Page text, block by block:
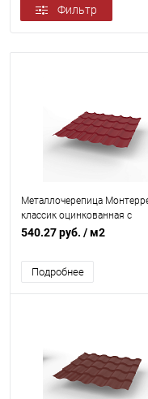
Фильтр
Металлочерепица
классик оцинкованная с
полимерным покрытием
540.27 руб. / м2
Подробнее